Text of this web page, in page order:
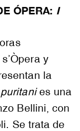
ÓPERA: I
y
la
es una
Bellini, con
Se trata de